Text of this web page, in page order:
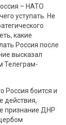
– НАТО
уступать. Не
какие
Россия после
высказал
Телеграм-
Россия боится и
действия,
признание ДНР